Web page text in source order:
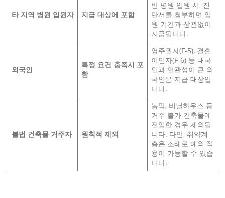
타 지역 병원 입원자 지급 대상에 포함
반 병원 입원 시, 진
단서를 첨부하면 입
원 기간과 상관없이
지급됩니다.
외국인
특정 요건 충족시 포
함
영주권자(F-5), 결혼
이민자(F-6) 등 내국
인과 연관성이 큰 외
국인은 지급 대상입
니다.
불법 건축물 거주자 원칙적 제외
농막, 비닐하우스 등
거주 불가 건축물에
전입한 경우 제외됩
니다. 다만, 취약계
층은 조례로 예외 적
용이 가능할 수 있습
니다.